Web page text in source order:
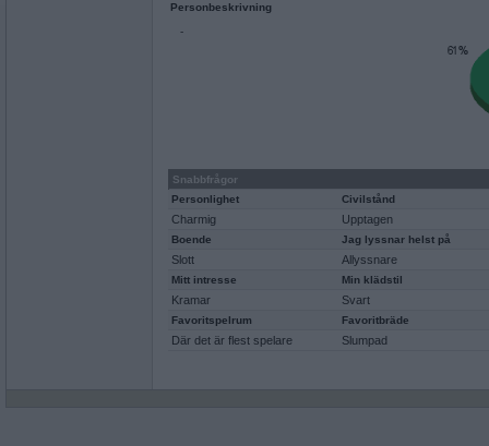
Personbeskrivning
-
Snabbfrågor
Personlighet
Civilstånd
Charmig Upptagen
Boende Jag lyssnar helst på
Slott Allyssnare
Mitt intresse Min klädstil
Kramar Svart
Favoritspelrum Favoritbräde
Där det är flest spelare Slumpad